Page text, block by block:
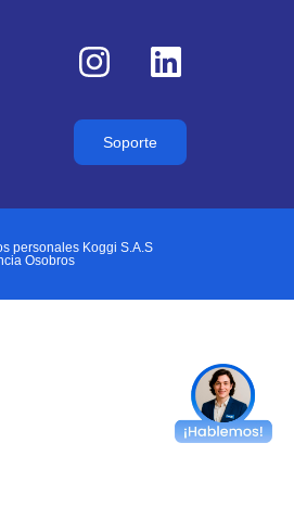
Soporte
personales Koggi S.A.S
Osobros